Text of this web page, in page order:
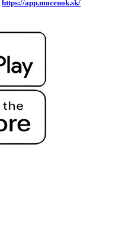
https://app.mocenok.sk/